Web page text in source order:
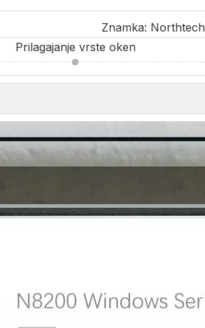
Znamka: Northtech
Prilagajanje vrste oken